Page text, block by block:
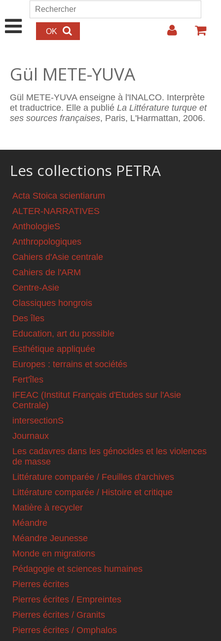
Aller au contenu principal
Formulaire de recherche
Rechercher
Gül METE-YUVA
Gül METE-YUVA enseigne à l'INALCO. Interprète
et traductrice. Elle a publié La Littérature turque et
ses sources françaises, Paris, L'Harmattan, 2006.
Les collections PETRA
Acta Stoica scientiarum
ALTER-NARRATIVES
AnthologieS
Anthropologiques
Cahiers d'Asie centrale
Cahiers de l'ARM
Centre-Asie
Classiques hongrois
Des îles
Education, art du possible
Esthétique appliquée
Europes : terrains et sociétés
Fert'îles
IFEAC (Institut Français d'Etudes sur l'Asie
Centrale)
intersectionS
Journaux
Les cadavres dans les génocides et les violences
de masse
Littérature comparée / Feuilles d'archives
Littérature comparée / Histoire et critique
Matière à recycler
Méandre
Méandre Jeunesse
Monde en migrations
Pédagogie et sciences humaines
Pierres écrites
Pierres écrites / Empreintes
Pierres écrites / Granits
Pierres écrites / Omphalos